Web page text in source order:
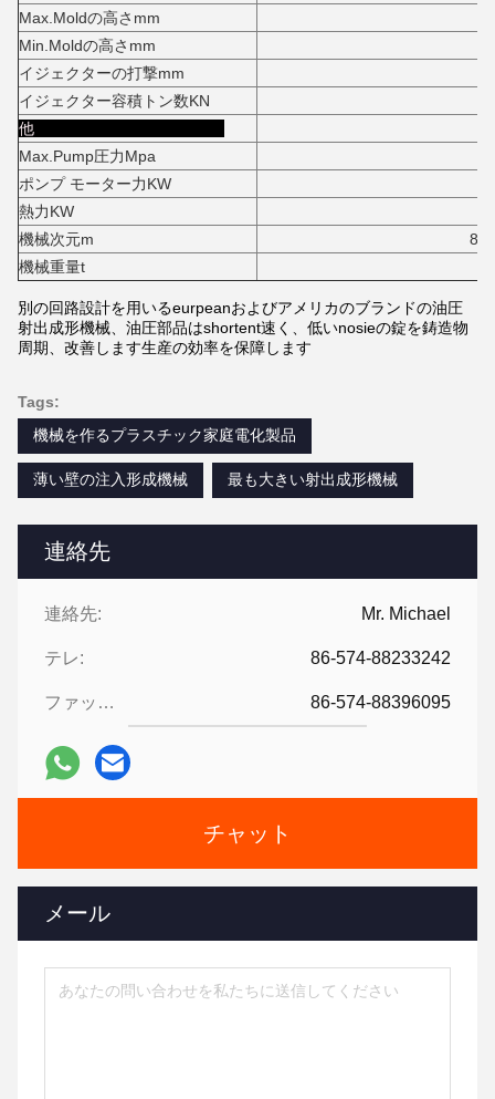
連絡先
連絡先: Mr. Michael
テレ: 86-574-88233242
ファックス: 86-574-88396095
チャット
メール
Max.Moldの高さmm
Min.Moldの高さmm
イジェクターの打撃mm
イジェクター容積トン数KN
他
Max.Pump圧力Mpa
ポンプ モーター力KW
熱力KW
機械次元m
機械重量t
別の回路設計を用いるeurpeanおよびアメリカのブランドの油圧
射出成形機械、油圧部品はshortent速く、低いnosieの錠を鋳造物
周期、改善します生産の効率を保障します
Tags:
機械を作るプラスチック家庭電化製品
薄い壁の注入形成機械 最も大きい射出成形機械